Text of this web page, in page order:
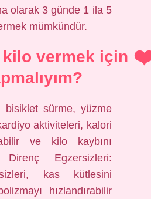
olarak 3 günde 1 ila 5
mümkündür.
kilo vermek için
bisiklet sürme, yüzme
aktiviteleri, kalori
ve kilo kaybını
Direnç Egzersizleri:
kas kütlesini
hızlandırabilir